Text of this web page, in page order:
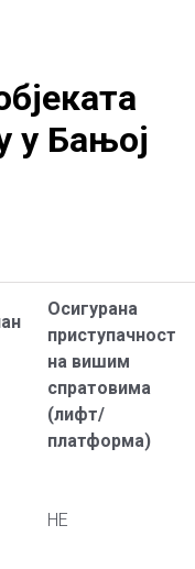
у Бањој
Осигурана
приступачност
на вишим
спратовима
(лифт/
платформа)
НЕ